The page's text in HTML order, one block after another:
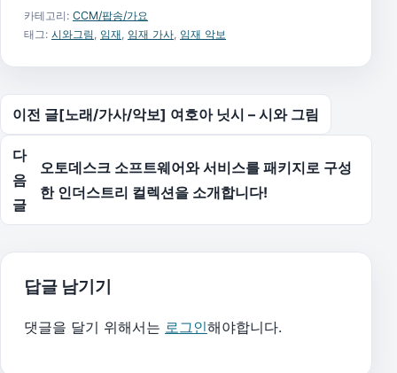
카테고리: CCM/팝송/가요
태그: 시와그림 임재 임재 가사 임재 악보
글 탐색
이전 글[노래/가사/악보] 여호아 닛시 – 시와 그림
다
음
글
오토데스크 소프트웨어와 서비스를 패키지로 구성
한 인더스트리 컬렉션을 소개합니다!
답글 남기기
댓글을 달기 위해서는 로그인해야합니다.